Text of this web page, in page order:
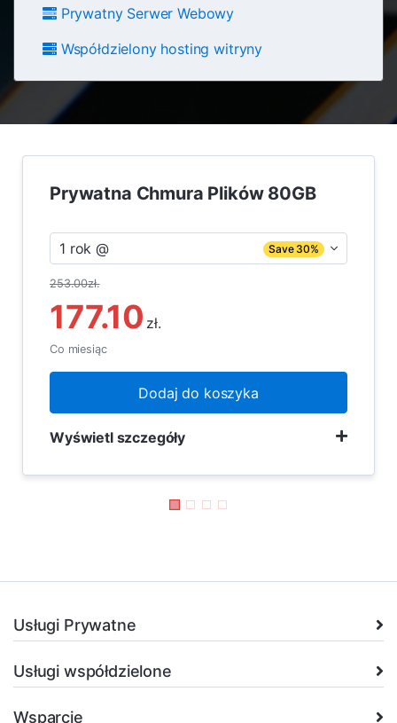
Prywatny Serwer Webowy
Współdzielony hosting witryny
Prywatna Chmura Plików 80GB
1 rok @ Save 30%
253.00zł.
177.10 zł.
Co miesiąc
Dodaj do koszyka
Wyświetl szczegóły
Usługi Prywatne
Usługi współdzielone
Wsparcie